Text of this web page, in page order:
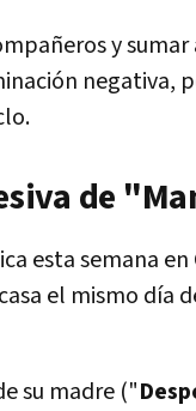
y
negativa,
de
esta semana
el mismo día
su madre ("